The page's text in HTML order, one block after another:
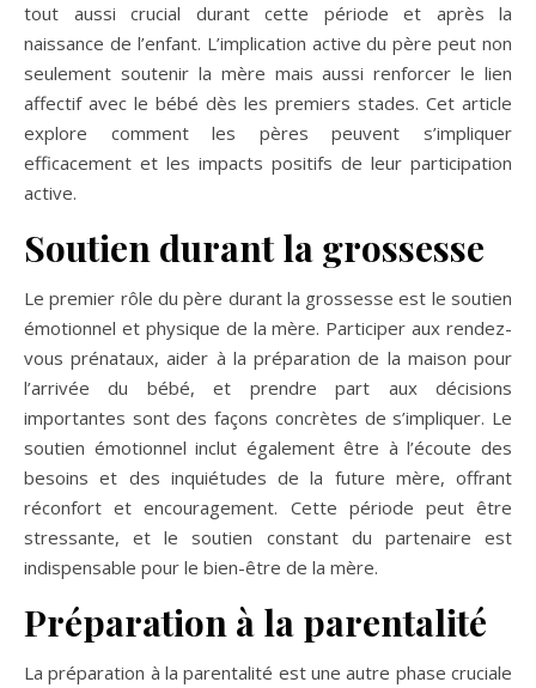
tout aussi crucial durant cette période et après la
naissance de l’enfant. L’implication active du père peut non
seulement soutenir la mère mais aussi renforcer le lien
affectif avec le bébé dès les premiers stades. Cet article
explore comment les pères peuvent s’impliquer
efficacement et les impacts positifs de leur participation
active.
Soutien durant la grossesse
Le premier rôle du père durant la grossesse est le soutien
émotionnel et physique de la mère. Participer aux rendez-
vous prénataux, aider à la préparation de la maison pour
l’arrivée du bébé, et prendre part aux décisions
importantes sont des façons concrètes de s’impliquer. Le
soutien émotionnel inclut également être à l’écoute des
besoins et des inquiétudes de la future mère, offrant
réconfort et encouragement. Cette période peut être
stressante, et le soutien constant du partenaire est
indispensable pour le bien-être de la mère.
Préparation à la parentalité
La préparation à la parentalité est une autre phase cruciale